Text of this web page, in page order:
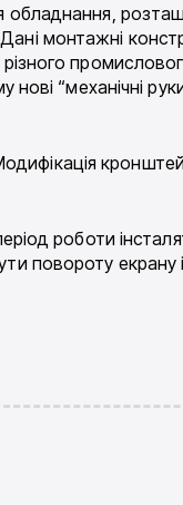
обладнання,
монтажні
“механічні
роботи
повороту екрану і